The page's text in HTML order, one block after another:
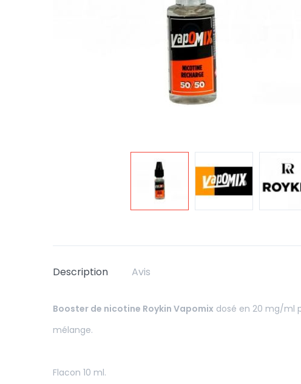
Description Avis
Booster de nicotine Roykin Vapomix dosé en 20 mg/ml
mélange.
Flacon 10 ml.